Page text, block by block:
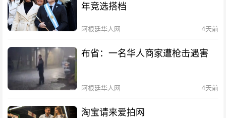
年竞选搭档
阿根廷华人网 4天前
布省：一名华人商家遭枪击遇害
阿根廷华人网 4天前
淘宝请来爱拍网